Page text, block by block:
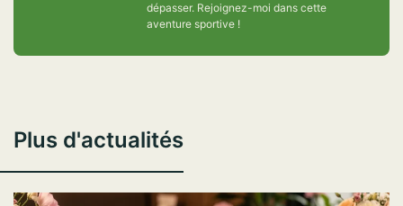
dépasser. Rejoignez-moi dans cette
aventure sportive !
Plus d'actualités